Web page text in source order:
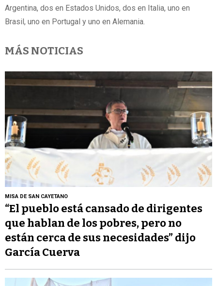
Argentina, dos en Estados Unidos, dos en Italia, uno en
Brasil, uno en Portugal y uno en Alemania.
MÁS NOTICIAS
MISA DE SAN CAYETANO
“El pueblo está cansado de dirigentes
que hablan de los pobres, pero no
están cerca de sus necesidades” dijo
García Cuerva